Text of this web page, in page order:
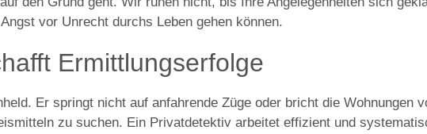
vor Unrecht durchs Leben gehen können.
Ermittlungserfolge
Er springt nicht auf anfahrende Züge oder bricht die Wohnungen
zu suchen. Ein Privatdetektiv arbeitet effizient und